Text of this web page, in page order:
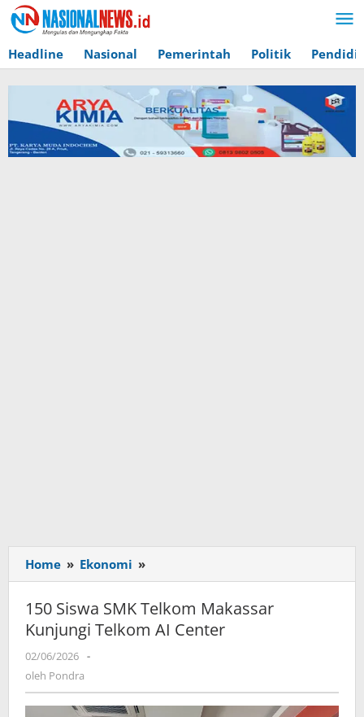
Lewati
ke
konten
Headline Nasional Pemerintah Politik
Home » Ekonomi »
Siswa
SMK
Telkom
Makassar
AI
Center
150 Siswa SMK Telkom Makassar
Kunjungi Telkom AI Center
02/06/2026 oleh
-
oleh Pondra